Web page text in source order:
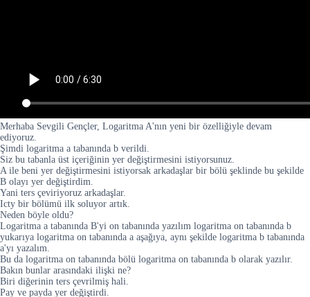
Merhaba Sevgili Gençler, Logaritma A'nın yeni bir özelliğiyle devam
ediyoruz.
Şimdi logaritma a tabanında b verildi.
Siz bu tabanla üst içeriğinin yer değiştirmesini istiyorsunuz.
A ile beni yer değiştirmesini istiyorsak arkadaşlar bir bölü şeklinde bu şekilde
B olayı yer değiştirdim.
Yani ters çeviriyoruz arkadaşlar.
Icty bir bölümü ilk soluyor artık.
Neden böyle oldu?
Logaritma a tabanında B'yi on tabanında yazılım logaritma on tabanında b
yukarıya logaritma on tabanında a aşağıya, aynı şekilde logaritma b tabanında
a'yı yazalım.
Bu da logaritma on tabanında bölü logaritma on tabanında b olarak yazılır.
Bakın bunlar arasındaki ilişki ne?
Biri diğerinin ters çevrilmiş hali.
Pay ve payda yer değiştirdi.